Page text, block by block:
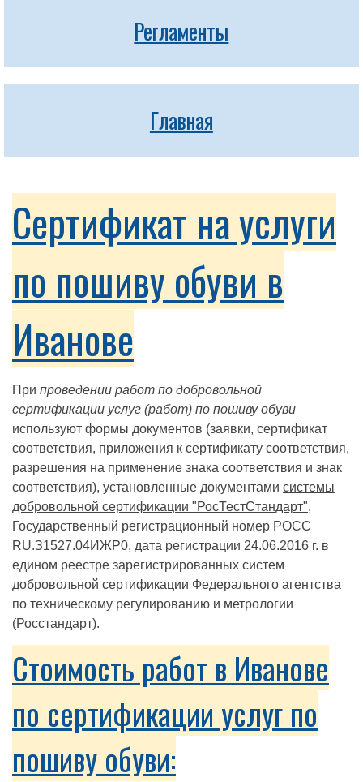
Регламенты
Главная
Сертификат на услуги
по пошиву обуви в
Иванове
При проведении работ по добровольной
сертификации услуг (работ) по пошиву обуви
используют формы документов (заявки, сертификат
соответствия, приложения к сертификату соответствия,
разрешения на применение знака соответствия и знак
соответствия), установленные документами системы
добровольной сертификации "РосТестСтандарт",
Государственный регистрационный номер РОСС
RU.З1527.04ИЖР0, дата регистрации 24.06.2016 г. в
едином реестре зарегистрированных систем
добровольной сертификации Федерального агентства
по техническому регулированию и метрологии
(Росстандарт).
Стоимость работ в Иванове
по сертификации услуг по
пошиву обуви: